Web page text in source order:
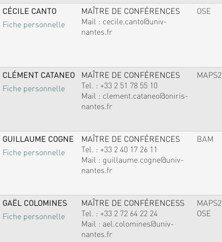
CÉCILE CANTO
Fiche personnelle
MAÎTRE DE CONFÉRENCES
Mail : cecile.canto@univ-
nantes.fr
OSE
CLÉMENT CATANEO
Fiche personnelle
MAÎTRE DE CONFÉRENCES
Tel. : +33 2 51 78 55 10
Mail : clement.cataneo@oniris-
nantes.fr
MAPS2
GUILLAUME COGNE
Fiche personnelle
MAÎTRE DE CONFÉRENCES
Tel. : +33 2 40 17 26 11
Mail : guillaume.cogne@univ-
nantes.fr
BAM
GAËL COLOMINES
Fiche personnelle
MAÎTRE DE CONFÉRENCESS
Tel. : +33 2 72 64 22 24
Mail : ael.colomines@univ-
nantes.fr
MAPS2
OSE